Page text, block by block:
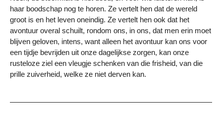
haar boodschap nog te horen. Ze vertelt hen dat de wereld
groot is en het leven oneindig. Ze vertelt hen ook dat het
avontuur overal schuilt, rondom ons, in ons, dat men erin moet
blijven geloven, intens, want alleen het avontuur kan ons voor
een tijdje bevrijden uit onze dagelijkse zorgen, kan onze
rusteloze ziel een vleugje schenken van die frisheid, van die
prille zuiverheid, welke ze niet derven kan.